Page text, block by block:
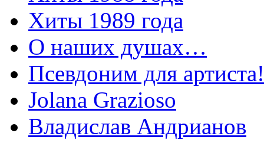
Хиты 1989 года
О наших душах…
Псевдоним для артиста!
Jolana Grazioso
Владислав Андрианов